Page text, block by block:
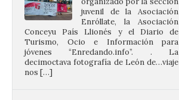
nos […]
UPL insta a la Junta a
actuar para salvar el
castillo del Asmesnal, un